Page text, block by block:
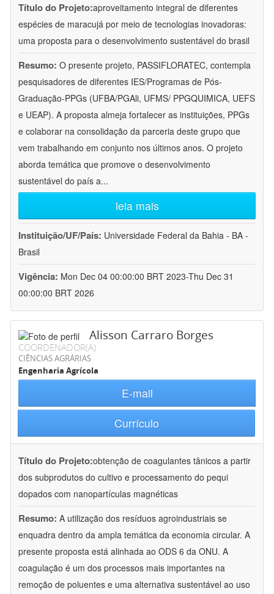
Título do Projeto:aproveitamento integral de diferentes
espécies de maracujá por meio de tecnologias inovadoras:
uma proposta para o desenvolvimento sustentável do brasil
Resumo: O presente projeto, PASSIFLORATEC, contempla
pesquisadores de diferentes IES/Programas de Pós-
Graduação-PPGs (UFBA/PGAli, UFMS/ PPGQUIMICA, UEFS
e UEAP). A proposta almeja fortalecer as instituições, PPGs
e colaborar na consolidação da parceria deste grupo que
vem trabalhando em conjunto nos últimos anos. O projeto
aborda temática que promove o desenvolvimento
sustentável do país a...
leia mais
Instituição/UF/País: Universidade Federal da Bahia - BA -
Brasil
Vigência: Mon Dec 04 00:00:00 BRT 2023-Thu Dec 31
00:00:00 BRT 2026
Alisson Carraro Borges
COORDENADOR(A)
CIÊNCIAS AGRÁRIAS
Engenharia Agrícola
E-mail
Currículo
Título do Projeto:obtenção de coagulantes tânicos a partir
dos subprodutos do cultivo e processamento do pequi
dopados com nanopartículas magnéticas
Resumo: A utilização dos resíduos agroindustriais se
enquadra dentro da ampla temática da economia circular. A
presente proposta está alinhada ao ODS 6 da ONU. A
coagulação é um dos processos mais importantes na
remoção de poluentes e uma alternativa sustentável ao uso